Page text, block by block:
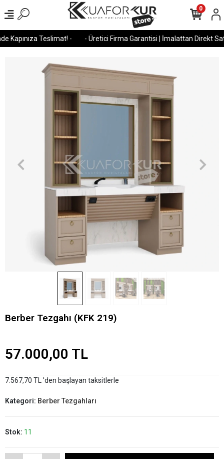
Kapınıza Teslimat! - - Üretici Firma Garantisi | İmalattan Direkt
0
Berber Tezgahı (KFK 219)
57.000,00 TL
7.567,70 TL 'den başlayan taksitlerle
Kategori: Berber Tezgahları
Stok: 11